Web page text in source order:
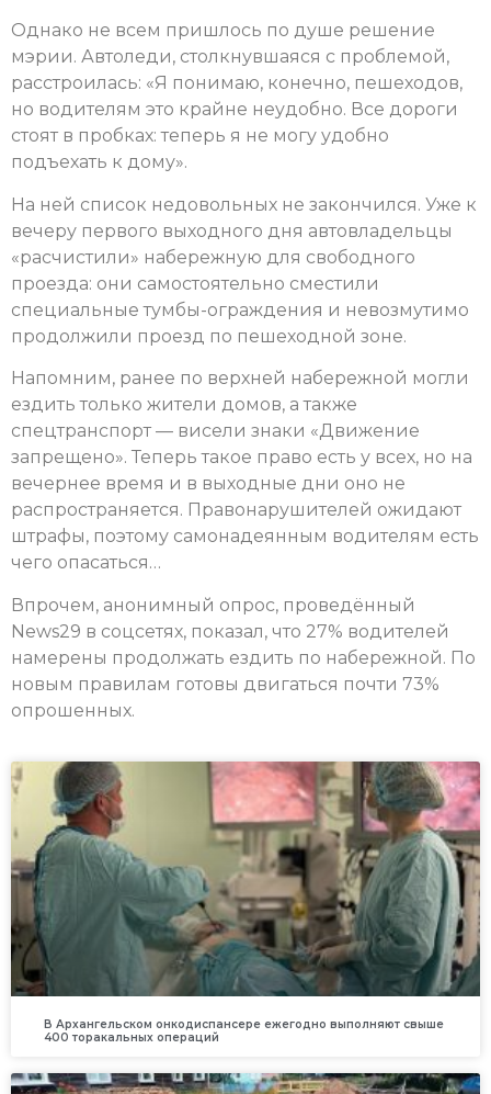
Однако не всем пришлось по душе решение
мэрии. Автоледи, столкнувшаяся с проблемой,
расстроилась: «Я понимаю, конечно, пешеходов,
но водителям это крайне неудобно. Все дороги
стоят в пробках: теперь я не могу удобно
подъехать к дому».
На ней список недовольных не закончился. Уже к
вечеру первого выходного дня автовладельцы
«расчистили» набережную для свободного
проезда: они самостоятельно сместили
специальные тумбы-ограждения и невозмутимо
продолжили проезд по пешеходной зоне.
Напомним, ранее по верхней набережной могли
ездить только жители домов, а также
спецтранспорт — висели знаки «Движение
запрещено». Теперь такое право есть у всех, но на
вечернее время и в выходные дни оно не
распространяется. Правонарушителей ожидают
штрафы, поэтому самонадеянным водителям есть
чего опасаться…
Впрочем, анонимный опрос, проведённый
News29 в соцсетях, показал, что 27% водителей
намерены продолжать ездить по набережной. По
новым правилам готовы двигаться почти 73%
опрошенных.
В Архангельском онкодиспансере ежегодно выполняют свыше
400 торакальных операций